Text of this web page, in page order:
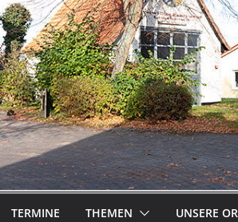
TERMINE THEMEN UNSERE